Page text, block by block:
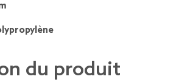
du produit